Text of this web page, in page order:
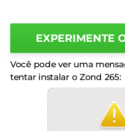
EXPERIMENTE
Você pode ver uma
tentar instalar o Zond 265: